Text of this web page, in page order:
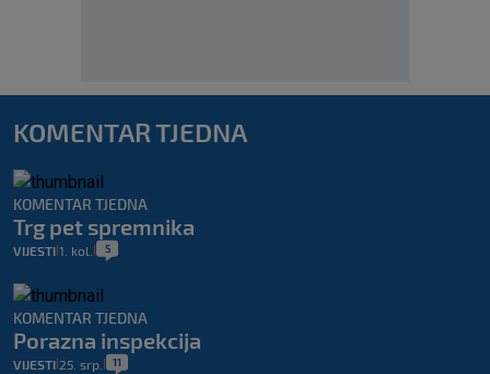
KOMENTAR TJEDNA
KOMENTAR TJEDNA
Trg pet spremnika
VIJESTI 1. kol. 5
KOMENTAR TJEDNA
Porazna inspekcija
VIJESTI 25. srp. 11